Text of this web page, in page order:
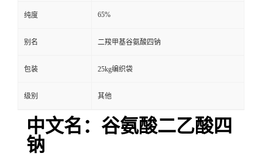
纯度 65%
别名 二羧甲基谷氨酸四钠
包装 25kg编织袋
级别 其他
中文名：谷氨酸二乙酸四
钠